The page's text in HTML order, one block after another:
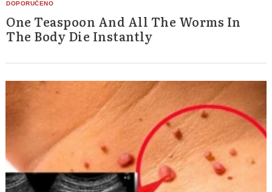
One Teaspoon And All The Worms In
The Body Die Instantly